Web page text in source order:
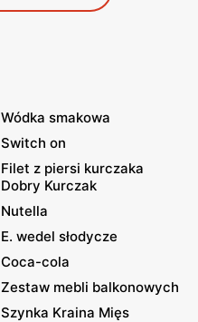
Wódka smakowa
Switch on
Filet z piersi kurczaka
Dobry Kurczak
Nutella
E. wedel słodycze
Coca-cola
Zestaw mebli balkonowych
Szynka Kraina Mięs